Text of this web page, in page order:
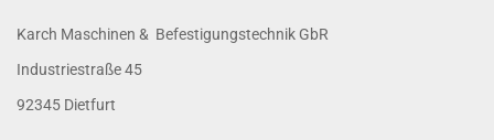
Karch Maschinen & Befestigungstechnik GbR
Industriestraße 45
92345 Dietfurt